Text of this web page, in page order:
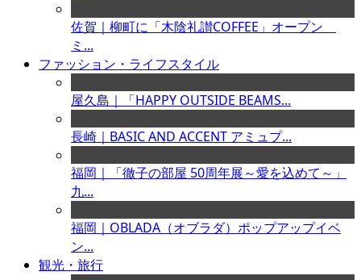
佐賀｜柳町に「木陰礼讃COFFEE」オープン
ミ...
ファッション・ライフスタイル
屋久島｜「HAPPY OUTSIDE BEAMS...
長崎｜BASIC AND ACCENT アミュプ...
福岡｜「徹子の部屋 50周年展～愛を込めて～」
九...
福岡｜OBLADA（オブラダ）ポップアップイベ
ン...
観光・旅行